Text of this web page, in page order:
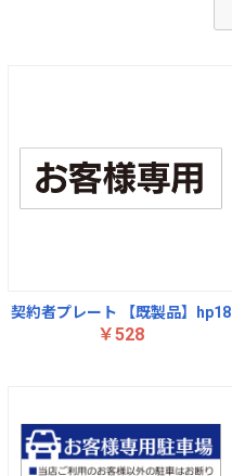
契約者プレート 【既製品】hp18
￥528